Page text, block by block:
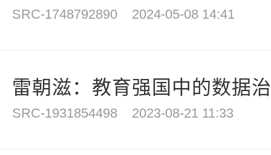
SRC-1748792890 2024-05-08 14:41
雷朝滋：教育强国中的数据
SRC-1931854498 2023-08-21 11:33